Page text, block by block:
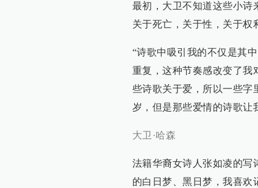
最初，大卫不知道这些小诗
关于死亡，关于性，关于权
“诗歌中吸引我的不仅是其
重复，这种节奏感改变了我
些诗歌关于爱，所以一些字
岁，但是那些爱情的诗歌让
大卫·哈森
法籍华裔女诗人张如凌的写
的白日梦、黑日梦，我喜欢